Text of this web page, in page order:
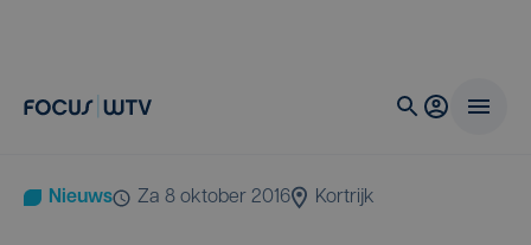
Nieuws za 8 oktober 2016 Kortrijk